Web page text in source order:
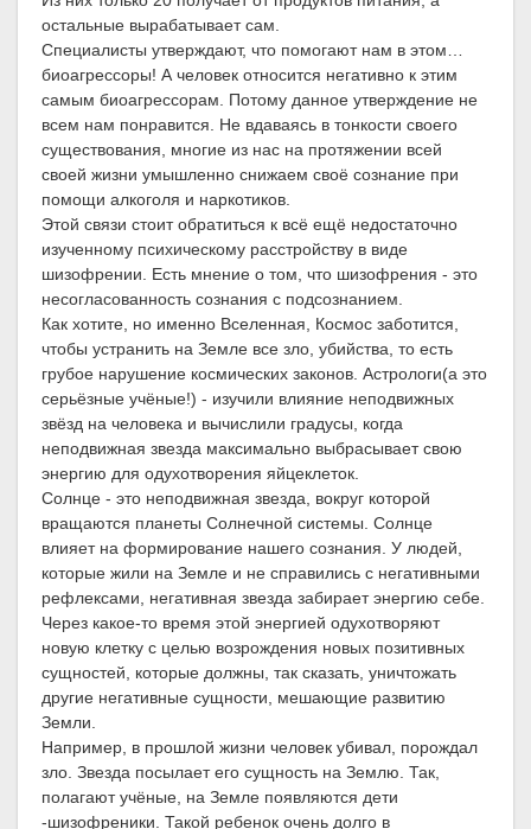
остальные вырабатывает сам.
Специалисты утверждают, что помогают нам в этом…
биоагрессоры! А человек относится негативно к этим
самым биоагрессорам. Потому данное утверждение не
всем нам понравится. Не вдаваясь в тонкости своего
существования, многие из нас на протяжении всей
своей жизни умышленно снижаем своё сознание при
помощи алкоголя и наркотиков.
Этой связи стоит обратиться к всё ещё недостаточно
изученному психическому расстройству в виде
шизофрении. Есть мнение о том, что шизофрения - это
несогласованность сознания с подсознанием.
Как хотите, но именно Вселенная, Космос заботится,
чтобы устранить на Земле все зло, убийства, то есть
грубое нарушение космических законов. Астрологи(а это
серьёзные учёные!) - изучили влияние неподвижных
звёзд на человека и вычислили градусы, когда
неподвижная звезда максимально выбрасывает свою
энергию для одухотворения яйцеклеток.
Солнце - это неподвижная звезда, вокруг которой
вращаются планеты Солнечной системы. Солнце
влияет на формирование нашего сознания. У людей,
которые жили на Земле и не справились с негативными
рефлексами, негативная звезда забирает энергию себе.
Через какое-то время этой энергией одухотворяют
новую клетку с целью возрождения новых позитивных
сущностей, которые должны, так сказать, уничтожать
другие негативные сущности, мешающие развитию
Земли.
Например, в прошлой жизни человек убивал, порождал
зло. Звезда посылает его сущность на Землю. Так,
полагают учёные, на Земле появляются дети
-шизофреники. Такой ребенок очень долго в